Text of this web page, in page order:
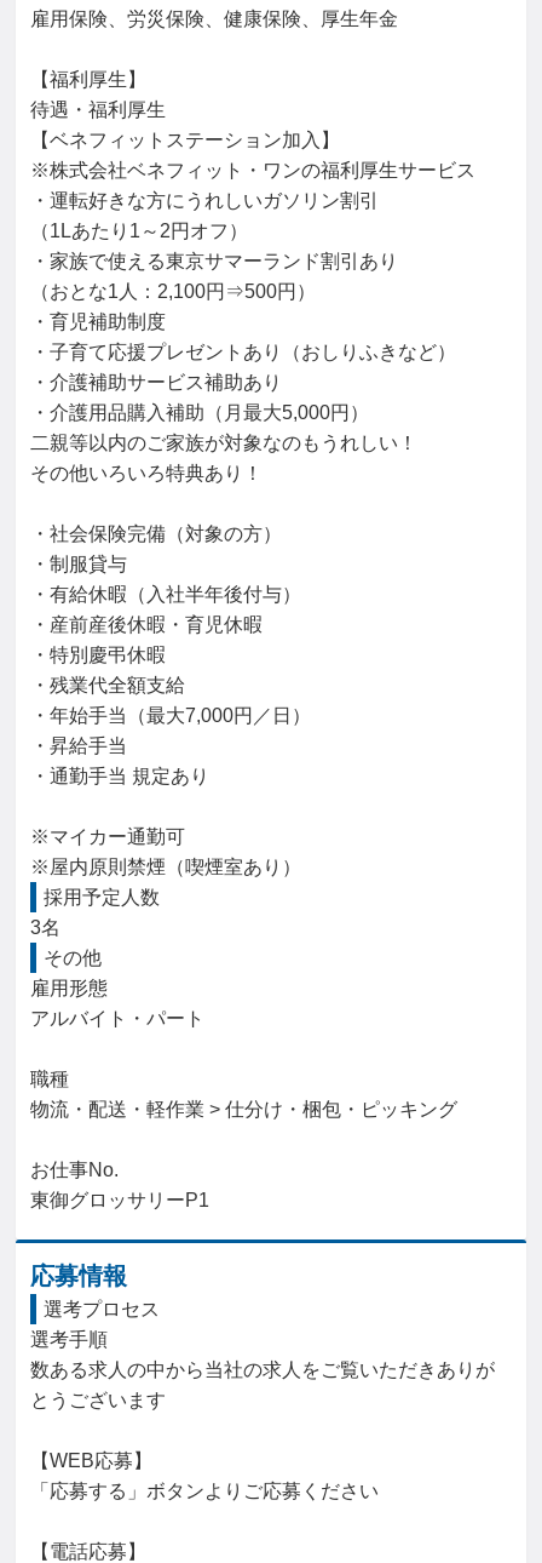
雇用保険、労災保険、健康保険、厚生年金
【福利厚生】
待遇・福利厚生
【ベネフィットステーション加入】
※株式会社ベネフィット・ワンの福利厚生サービス
・運転好きな方にうれしいガソリン割引
（1Lあたり1～2円オフ）
・家族で使える東京サマーランド割引あり
（おとな1人：2,100円⇒500円）
・育児補助制度
・子育て応援プレゼントあり（おしりふきなど）
・介護補助サービス補助あり
・介護用品購入補助（月最大5,000円）
二親等以内のご家族が対象なのもうれしい！
その他いろいろ特典あり！
・社会保険完備（対象の方）
・制服貸与
・有給休暇（入社半年後付与）
・産前産後休暇・育児休暇
・特別慶弔休暇
・残業代全額支給
・年始手当（最大7,000円／日）
・昇給手当
・通勤手当 規定あり
※マイカー通勤可
※屋内原則禁煙（喫煙室あり）
採用予定人数
3名
その他
雇用形態
アルバイト・パート
職種
物流・配送・軽作業 > 仕分け・梱包・ピッキング
お仕事No.
東御グロッサリーP1
応募情報
選考プロセス
選考手順
数ある求人の中から当社の求人をご覧いただきありが
とうございます
【WEB応募】
「応募する」ボタンよりご応募ください
【電話応募】